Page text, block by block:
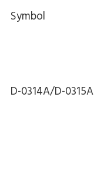
Symbol
D-0314A/D-0315A